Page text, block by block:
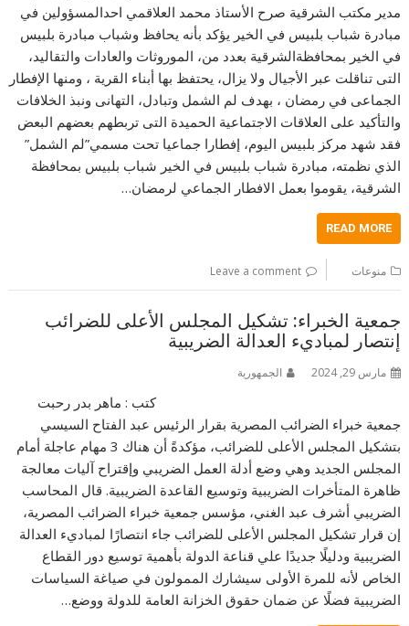
مدير مكتب الشرقية صرح الأستاذ محمد العلاقمي احدالمسؤولين في
مبادرة شباب بلبيس في الخير يؤكد بأنه يحافظ وشباب مبادرة بلبيس
في الخير بمحافظةالشرقية بعدد من، الموروثات والعادات والتقاليد،
التى تناقلت عبر الأجيال ولا يزال، يحتفظ بها أبناء القرية ، ومنها الإفطار
الجماعى في رمضان ، بهدف لم الشمل وتبادل، التهانى ونبذ الخلافات
والتأكيد على العلاقات الاجتماعية الحميدة التى تربطهم بعضهم البعض
فقد شهد مركز بلبيس اليوم، إفطارا جماعيا تحت مسمي”لم الشمل”
الذي نظمته، مبادرة شباب بلبيس في الخير شباب بلبيس بمحافظة
الشرقية، يقوموا بعمل الافطار الجماعي لرمضان…
READ MORE
منوعات Leave a comment
جمعية الخبراء: تشكيل المجلس الأعلى للضرائب
إنتصار لمباديء العدالة الضريبية
مارس 29, 2024 الجمهورية
كتب : ماهر بدر رحبت
جمعية خبراء الضرائب المصرية بقرار الرئيس عبد الفتاح السيسي
بتشكيل المجلس الأعلى للضرائب، مؤكدةً أن هناك 3 مهام عاجلة أمام
المجلس الجديد وهي وضع أدلة العمل الضريبي وإقتراح آليات معالجة
ظاهرة المتأخرات الضريبية وتوسيع القاعدة الضريبية. قال المحاسب
الضريبي أشرف عبد الغني، مؤسس جمعية خبراء الضرائب المصرية،
إن قرار تشكيل المجلس الأعلى للضرائب جاء انتصارًا لمباديء العدالة
الضريبية ودليلًا جديدًا علي قناعة الدولة بأهمية توسيع دور القطاع
الخاص لأنه للمرة الأولى سيشارك الممولون في صياغة السياسات
الضريبية فضلًا عن ضمان حقوق الخزانة العامة للدولة ووضع…